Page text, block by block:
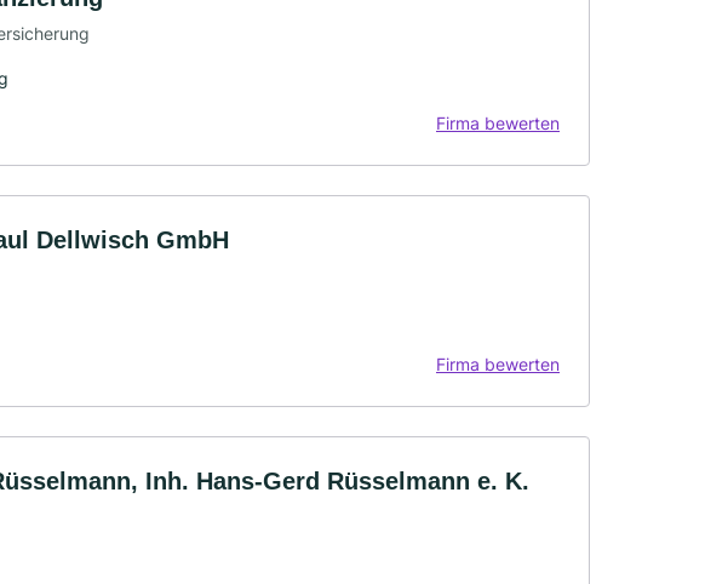
Firma bewerten
Dellwisch GmbH
Firma bewerten
Inh. Hans-Gerd Rüsselmann e. K.